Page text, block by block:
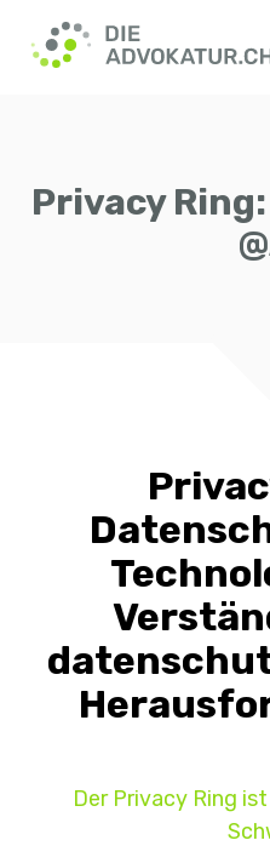
Privacy
Der Privacy Ring